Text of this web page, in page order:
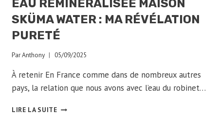
EAU REMINÉRALISÉE MAISON
SKÜMA WATER : MA RÉVÉLATION
PURETÉ
ParAnthony 05/09/2025
À retenir En France comme dans de nombreux autres
pays, la relation que nous avons avec l’eau du robinet…
LIRE LA SUITEEAU